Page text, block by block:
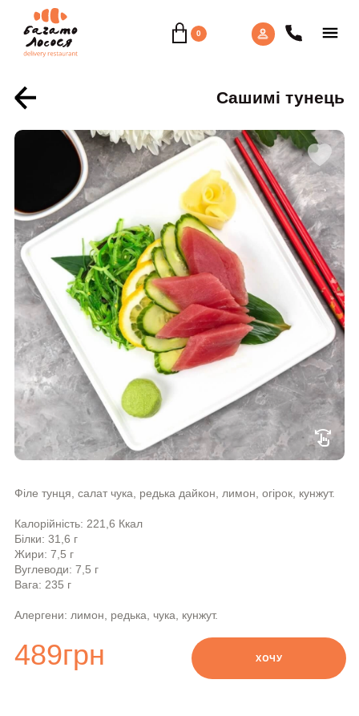
0
Сашимі тунець
swipe
Філе тунця, салат чука, редька дайкон, лимон, огірок, кунжут.
Калорійність: 221,6 Ккал
Білки: 31,6 г
Жири: 7,5 г
Вуглеводи: 7,5 г
Вага: 235 г
Алергени: лимон, редька, чука, кунжут.
489грн ХОЧУ